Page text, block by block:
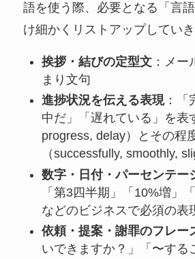
語を使う際、必要となる「言
け細かくリストアップしていき
挨拶・結びの定型文：メー
まり文句
進捗状況を伝える表現：「
中だ」「遅れている」を表
progress, delay）とその程
（successfully, smoothly,
数字・日付・パーセンテー
「第3四半期」「10%増」
などのビジネスで必須の表
依頼・提案・謝罪のフレー
いできますか？」「〜する